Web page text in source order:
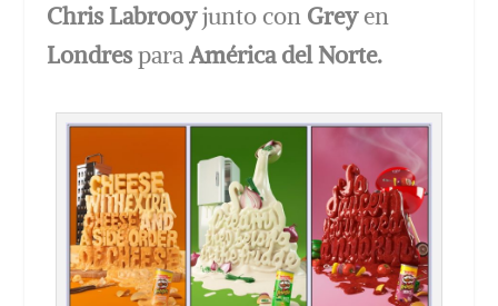
Chris Labrooyjunto con Greyen
LondresparaAmérica del Norte.